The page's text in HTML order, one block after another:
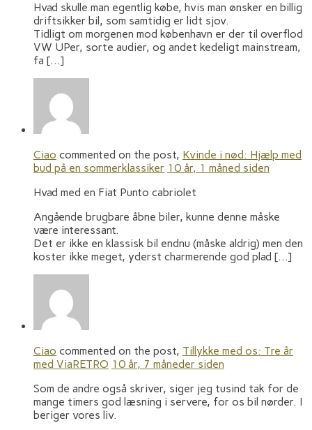
Hvad skulle man egentlig købe, hvis man ønsker en billig
driftsikker bil, som samtidig er lidt sjov.
Tidligt om morgenen mod københavn er der til overflod
VW UPer, sorte audier, og andet kedeligt mainstream,
fa […]
Ciao commented on the post, Kvinde i nød: Hjælp med
bud på en sommerklassiker 10 år, 1 måned siden
Hvad med en Fiat Punto cabriolet
Angående brugbare åbne biler, kunne denne måske
være interessant.
Det er ikke en klassisk bil endnu (måske aldrig) men den
koster ikke meget, yderst charmerende god plad […]
Ciao commented on the post, Tillykke med os: Tre år
med ViaRETRO 10 år, 7 måneder siden
Som de andre også skriver, siger jeg tusind tak for de
mange timers god læsning i servere, for os bil nørder. I
beriger vores liv.